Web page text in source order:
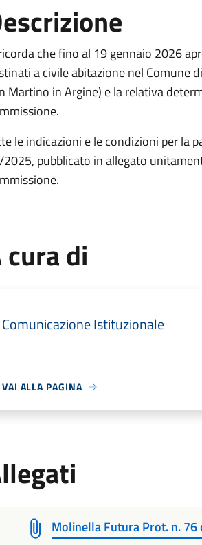
che fino al 19 gennaio 2026
a civile abitazione nel Comune
Martino in Argine) e la relativa
le indicazioni e le condizioni per la
pubblicato in allegato
cura di
Comunicazione Istituzionale
VAI ALLA PAGINA
Molinella Futura Prot. n.